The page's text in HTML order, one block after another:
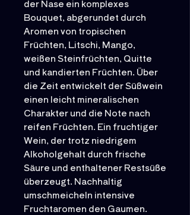
der Nase ein komplexes
Bouquet, abgerundet durch
Aromen von tropischen
Früchten, Litschi, Mango,
weißen Steinfrüchten, Quitte
und kandierten Früchten. Über
die Zeit entwickelt der Süßwein
einen leicht mineralischen
Charakter und die Note nach
reifen Früchten. Ein fruchtiger
Wein, der trotz niedrigem
Alkoholgehalt durch frische
Säure und enthaltener Restsüße
überzeugt. Nachhaltig
umschmeicheln intensive
Fruchtaromen den Gaumen.